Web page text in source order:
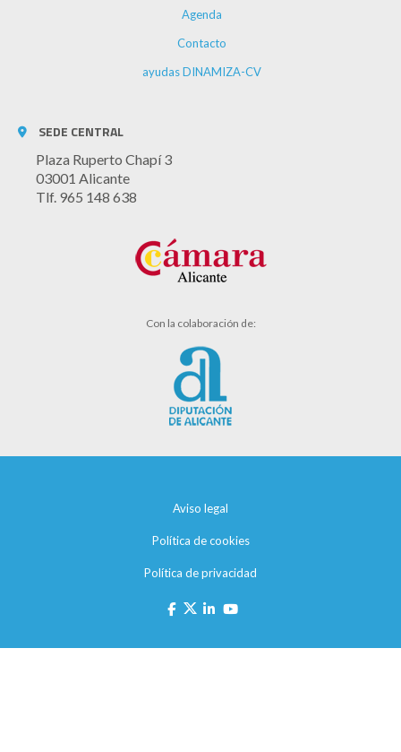
Agenda
Contacto
ayudas DINAMIZA-CV
SEDE CENTRAL
Plaza Ruperto Chapí 3
03001 Alicante
Tlf. 965 148 638
Con la colaboración de:
Aviso legal
Política de cookies
Política de privacidad